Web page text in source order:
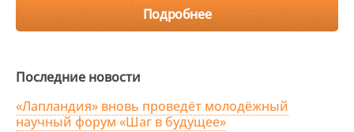
Подробнее
Последние новости
«Лапландия» вновь проведёт молодёжный
научный форум «Шаг в будущее»